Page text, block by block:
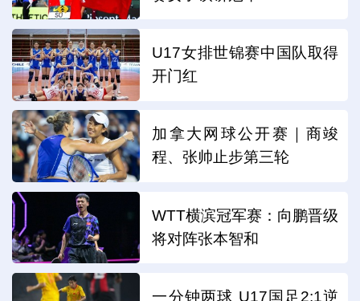
U17女排世锦赛中国队取得
开门红
加拿大网球公开赛｜商竣
程、张帅止步第三轮
WTT横滨冠军赛：向鹏晋级
将对阵张本智和
一分钟两球 U17国足2:1逆